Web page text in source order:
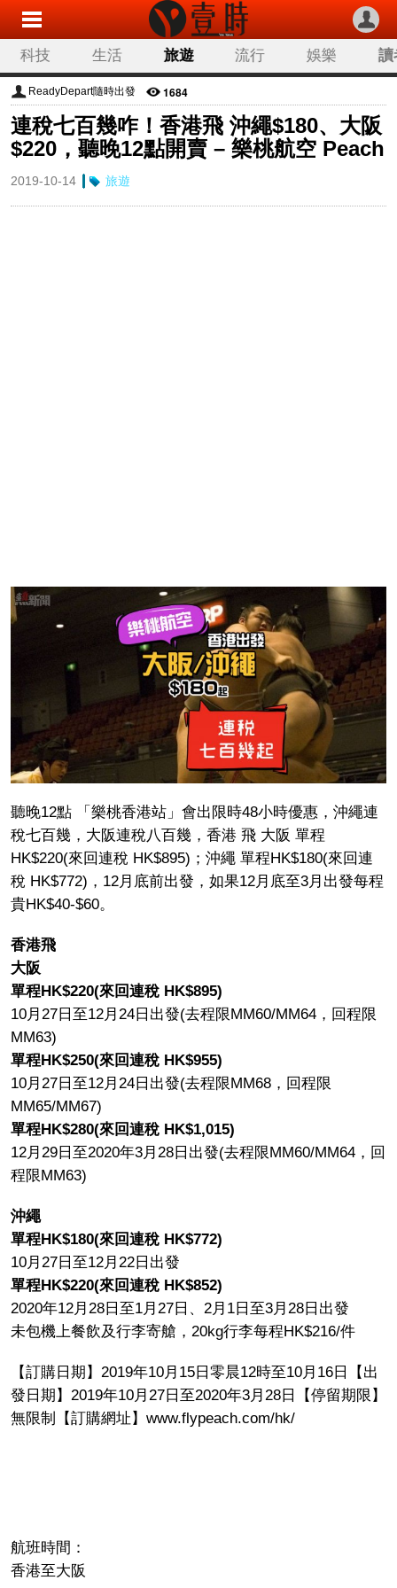
科技 生活 旅遊 流行 娛樂 讀
ReadyDepart隨時出發 1684
連稅七百幾咋！香港飛 沖繩$180、大阪
$220，聽晚12點開賣 – 樂桃航空 Peach
2019-10-14 旅遊
聽晚12點 「樂桃香港站」會出限時48小時優惠，沖繩連
稅七百幾，大阪連稅八百幾，香港 飛 大阪 單程
HK$220(來回連稅 HK$895)；沖繩 單程HK$180(來回連
稅 HK$772)，12月底前出發，如果12月底至3月出發每程
貴HK$40-$60。
香港飛
大阪
單程HK$220(來回連稅 HK$895)
10月27日至12月24日出發(去程限MM60/MM64，回程限
MM63)
單程HK$250(來回連稅 HK$955)
10月27日至12月24日出發(去程限MM68，回程限
MM65/MM67)
單程HK$280(來回連稅 HK$1,015)
12月29日至2020年3月28日出發(去程限MM60/MM64，回
程限MM63)
沖繩
單程HK$180(來回連稅 HK$772)
10月27日至12月22日出發
單程HK$220(來回連稅 HK$852)
2020年12月28日至1月27日、2月1日至3月28日出發
未包機上餐飲及行李寄艙，20kg行李每程HK$216/件
【訂購日期】2019年10月15日零晨12時至10月16日【出
發日期】2019年10月27日至2020年3月28日【停留期限】
無限制【訂購網址】www.flypeach.com/hk/
航班時間：
香港至大阪